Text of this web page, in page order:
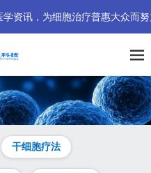
细胞治疗普惠大众而努力！我
干细胞疗法